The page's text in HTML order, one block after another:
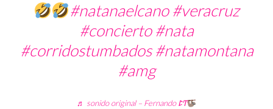
#natanaelcano #veracruz
#concierto #nata
#corridostumbados #natamontana
#amg
♬ sonido original – Fernando ꛕͲ